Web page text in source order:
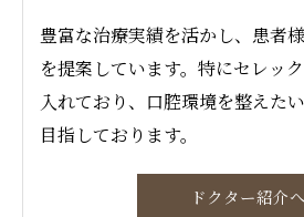
豊富な治療実績を活かし、患者
を提案しています。特にセレッ
入れており、口腔環境を整えた
目指しております。
ドクター紹介へ